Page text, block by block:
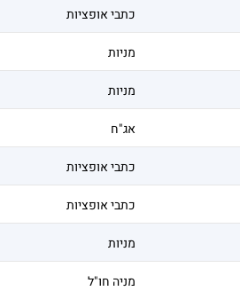
כתבי אופציות
מניות
מניות
אג"ח
כתבי אופציות
כתבי אופציות
מניות
מניה חו"ל